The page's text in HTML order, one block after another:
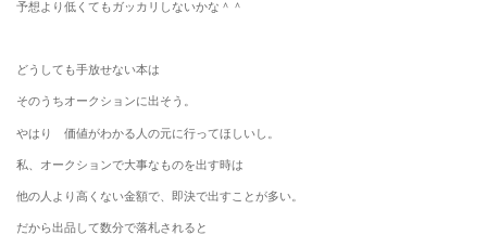
予想より低くてもガッカリしないかな＾＾
どうしても手放せない本は
そのうちオークションに出そう。
やはり 価値がわかる人の元に行ってほしいし。
私、オークションで大事なものを出す時は
他の人より高くない金額で、即決で出すことが多い。
だから出品して数分で落札されると